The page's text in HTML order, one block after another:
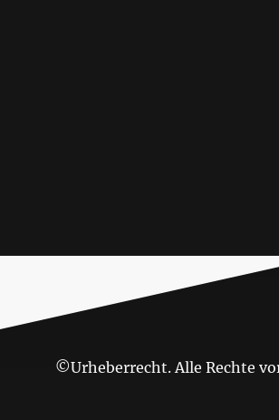
©Urheberrecht. Alle Rechte